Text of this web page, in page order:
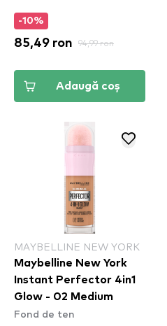
-10%
85,49 ron 94,99 ron
Adaugă coș
MAYBELLINE NEW YORK
Maybelline New York
Instant Perfector 4in1
Glow - 02 Medium
Fond de ten